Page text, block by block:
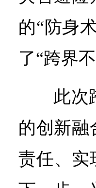
的“防身
了“跨界
此次
的创新融
责任、实